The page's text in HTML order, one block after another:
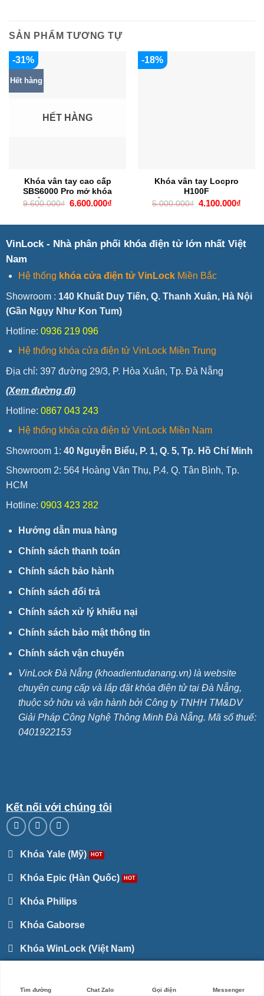
SẢN PHẨM TƯƠNG TỰ
-31%
Hết hàng
HẾT HÀNG
Khóa vân tay cao cấp
SBS6000 Pro mở khóa
bằng Smartphone
9.600.000₫ Giá
6.600.000₫
6.600.000₫.
-18%
Khóa vân tay Locpro
H100F
5.000.000₫ Giá
4.100.000₫
VinLock - Nhà phân phối khóa điện tử lớn nhất Việt
Nam
Hệ thống khóa cửa điện tử VinLockMiền Bắc
Showroom : 140 Khuất Duy Tiến, Q. Thanh Xuân, Hà Nội
(Gần Ngụy Như Kon Tum)
Hotline: 0936 219 096
Hệ thống khóa cửa điện tử VinLock Miền Trung
Địa chỉ: 397 đường 29/3, P. Hòa Xuân, Tp. Đà Nẵng
(Xem đường đi)
Hotline: 0867 043 243
Hệ thống khóa cửa điện tử VinLock Miền Nam
Showroom 1: 40 Nguyễn Biểu, P. 1, Q. 5, Tp. Hồ Chí Minh
Showroom 2: 564 Hoàng Văn Thụ, P.4. Q. Tân Bình, Tp.
HCM
Hotline: 0903 423 282
Hướng dẫn mua hàng
Chính sách thanh toán
Chính sách bảo hành
Chính sách đổi trả
Chính sách xử lý khiếu nại
Chính sách bảo mật thông tin
Chính sách vận chuyển
VinLock Đà Nẵng (khoadientudanang.vn) là website
chuyên cung cấp và lắp đặt khóa điện tử tại Đà Nẵng,
thuộc sở hữu và vận hành bởi Công ty TNHH TM&DV
Giải Pháp Công Nghệ Thông Minh Đà Nẵng. Mã số thuế:
0401922153
Kết nối với chúng tôi
Khóa Yale (Mỹ)
Khóa Epic (Hàn Quốc)
Khóa Philips
Khóa Gaborse
Khóa WinLock (Việt Nam)
Tìm đường Chat Zalo Gọi điện Messenger